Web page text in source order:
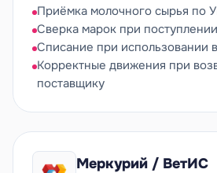
Приёмка молочного сырья по
Сверка марок при поступлении
Списание при использовании
Корректные движения при
поставщику
Меркурий / ВетИС